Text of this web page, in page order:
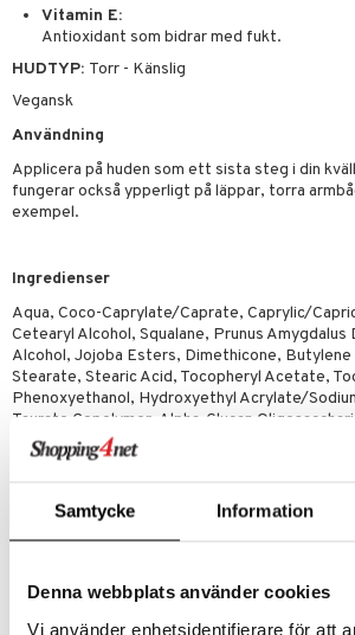
Samtycke Information
Denna webbplats använder cookies
Vi använder enhetsidentifierare för att
Vitamin E:
Antioxidant som bidrar med fukt.
HUDTYP: Torr - Känslig
Vegansk
Användning
Applicera på huden som ett sista steg i din
fungerar också ypperligt på läppar, torra
exempel.
Ingredienser
Aqua, Coco-Caprylate/Caprate, Caprylic/
Cetearyl Alcohol, Squalane, Prunus Amygdalus
Alcohol, Jojoba Esters, Dimethicone, Butylene
Stearate, Stearic Acid, Tocopheryl Acetate,
Phenoxyethanol, Hydroxyethyl Acrylate/
Taurate Copolymer, Alpha-Glucan
Seed Wax, Sodium Stearoyl Glutamate,
Rhamnoides Fruit Extract, Ethylhexylglycerin,
Extract, Camellia Sinensis Leaf Extract,
Chamomilla RecutitaFlower Extract,
Polygonum Cuspidatum Root Extract,
up penslar
och rengöring